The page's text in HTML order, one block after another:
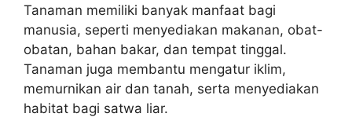
Tanaman memiliki banyak manfaat bagi
manusia, seperti menyediakan makanan, obat-
obatan, bahan bakar, dan tempat tinggal.
Tanaman juga membantu mengatur iklim,
memurnikan air dan tanah, serta menyediakan
habitat bagi satwa liar.